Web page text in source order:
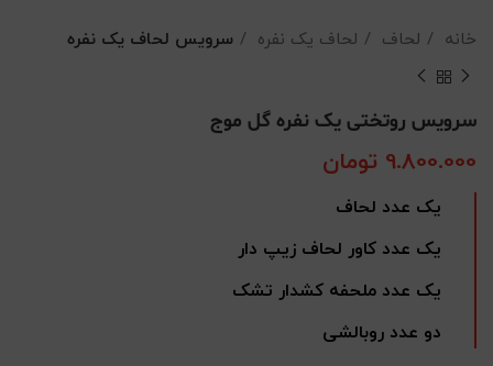
خانه لحاف لحاف یک نفره سرویس لحاف یک نفره
سرویس روتختی یک نفره گل موج
9.800.000 تومان
یک عدد لحاف
یک عدد کاور لحاف زیپ دار
یک عدد ملحفه کشدار تشک
دو عدد روبالشی